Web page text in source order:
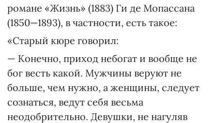
романе «Жизнь» (1883) Ги де Мопассана
(1850—1893), в частности, есть такое:
«Старый кюре говорил:
— Конечно, приход небогат и вообще не
бог весть какой. Мужчины веруют не
больше, чем нужно, а женщины, следует
сознаться, ведут себя весьма
неодобрительно. Девушки, не нагуляв